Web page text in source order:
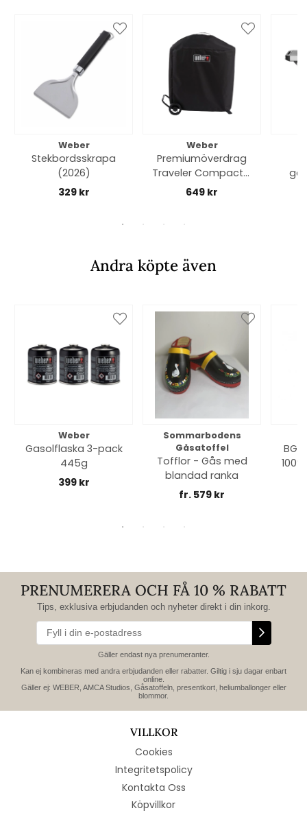
Weber
Stekbordsskrapa
(2026)
329 kr
Weber
Premiumöverdrag
Traveler Compact -
black
649 kr
Andra köpte även
Weber
Gasolflaska 3-pack
445g
399 kr
Sommarbodens
Gåsatoffel
Tofflor - Gås med
blandad ranka
fr. 579 kr
PRENUMERERA OCH FÅ 10 % RABATT
Tips, exklusiva erbjudanden och nyheter direkt i din inkorg.
Gäller endast nya prenumeranter.
Kan ej kombineras med andra erbjudanden eller rabatter. Giltig i sju dagar enbart
online.
Gäller ej: WEBER, AMCA Studios, Gåsatoffeln, presentkort, heliumballonger eller
blommor.
VILLKOR
Cookies
Integritetspolicy
Kontakta Oss
Köpvillkor